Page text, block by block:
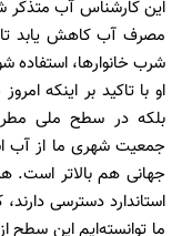
مصرف آب کاهش یابد تا
شرب خانوارها، استفاده
او با تاکید بر اینکه
جمعیت شهری ما از آب
استاندارد دسترسی
ما توانسته‌ایم این